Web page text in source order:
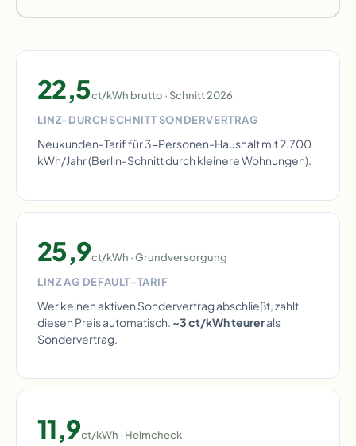
22,5ct/kWh brutto · Schnitt 2026
LINZ-DURCHSCHNITT SONDERVERTRAG
Neukunden-Tarif für 3-Personen-Haushalt mit 2.700
kWh/Jahr (Berlin-Schnitt durch kleinere Wohnungen).
25,9ct/kWh · Grundversorgung
LINZ AG DEFAULT-TARIF
Wer keinen aktiven Sondervertrag abschließt, zahlt
diesen Preis automatisch. ~3 ct/kWh teurerals
Sondervertrag.
11,9ct/kWh · Heimcheck